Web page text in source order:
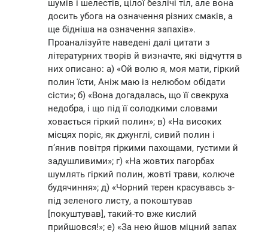
шумів і шелестів, цілої безлічі тіл, але вона
досить убога на означення різних смаків, а
ще бідніша на означення запахів».
Проаналізуйте наведені далі цитати з
літературних творів й визначте, які відчуття в
них описано: а) «Ой волю я, моя мати, гіркий
полин їсти, Аніж маю із нелюбом обідати
сісти»; б) «Вона догадалась, що її свекруха
недобра, і що під її солодкими словами
ховається гіркий полин»; в) «На високих
місцях поріс, як джунглі, сивий полин і
п’янив повітря гіркими пахощами, густими й
задушливими»; г) «На жовтих пагорбах
шумлять гіркий полин, жовті трави, колюче
будячиння»; д) «Чорний терен красувавсь з-
під зеленого листу, а покоштував
[покуштував], такий-то вже кислий
прийшовся!»; е) «За нею йшов міцний запах